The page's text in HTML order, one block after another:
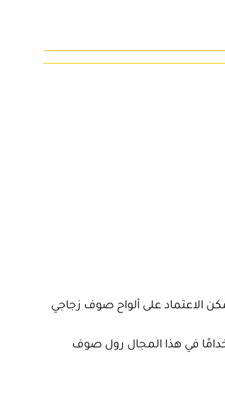
الاعتماد على ألواح صوف زجاجي
في هذا المجال رول صوف